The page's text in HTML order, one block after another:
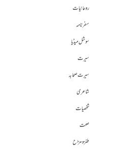
روحانیات
سفرنامہ
سوشل میڈیا
سیرت
سیرت صحابہ
شاعری
شخصیات
صحت
طنز و مزاح